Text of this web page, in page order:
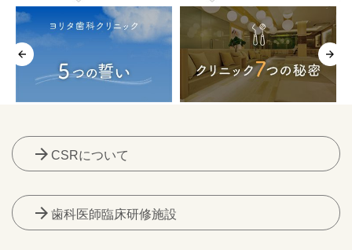
arrow_forward CSRについて
arrow_forward 歯科医師臨床研修施設